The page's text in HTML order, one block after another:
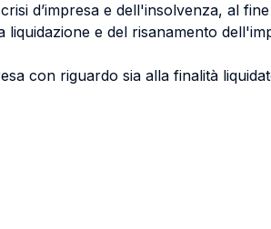
d’impresa e dell'insolvenza, al
e del risanamento
con riguardo sia alla finalità